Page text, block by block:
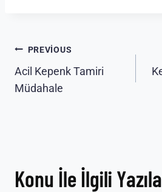
Yazı
gezinmesi
PREVIOUS
Acil Kepenk Tamiri
Müdahale
Konu İle İlgili